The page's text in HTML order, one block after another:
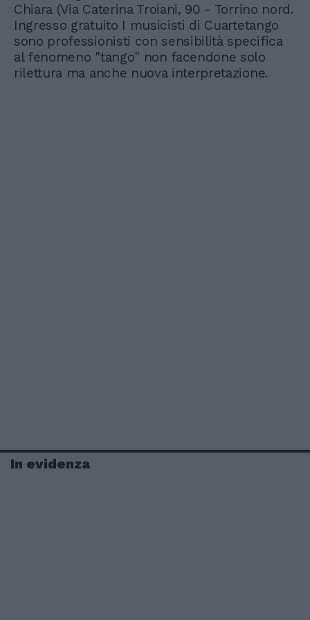
Chiara (Via Caterina Troiani, 90 - Torrino nord.
Ingresso gratuito I musicisti di Cuartetango
sono professionisti con sensibilità specifica
al fenomeno "tango" non facendone solo
rilettura ma anche nuova interpretazione.
In evidenza